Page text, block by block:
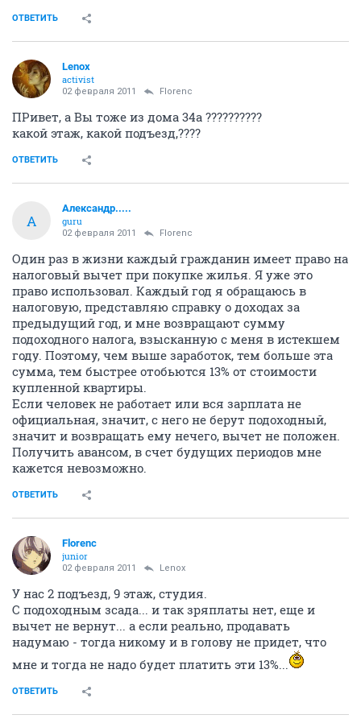
ОТВЕТИТЬ
Lenox
activist
02 февраля 2011 Florenc
ПРивет, а Вы тоже из дома 34а ??????????
какой этаж, какой подъезд,????
ОТВЕТИТЬ
А
Александр.....
guru
02 февраля 2011 Florenc
Один раз в жизни каждый гражданин имеет право на
налоговый вычет при покупке жилья. Я уже это
право использовал. Каждый год я обращаюсь в
налоговую, представляю справку о доходах за
предыдущий год, и мне возвращают сумму
подоходного налога, взысканную с меня в истекшем
году. Поэтому, чем выше заработок, тем больше эта
сумма, тем быстрее отобьются 13% от стоимости
купленной квартиры.
Если человек не работает или вся зарплата не
официальная, значит, с него не берут подоходный,
значит и возвращать ему нечего, вычет не положен.
Получить авансом, в счет будущих периодов мне
кажется невозможно.
ОТВЕТИТЬ
Florenc
junior
02 февраля 2011 Lenox
У нас 2 подъезд, 9 этаж, студия.
С подоходным зсада... и так зряплаты нет, еще и
вычет не вернут... а если реально, продавать
надумаю - тогда никому и в голову не придет, что
мне и тогда не надо будет платить эти 13%...
ОТВЕТИТЬ